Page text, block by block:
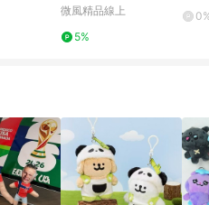
件 12404010056
微風精品線上
5%